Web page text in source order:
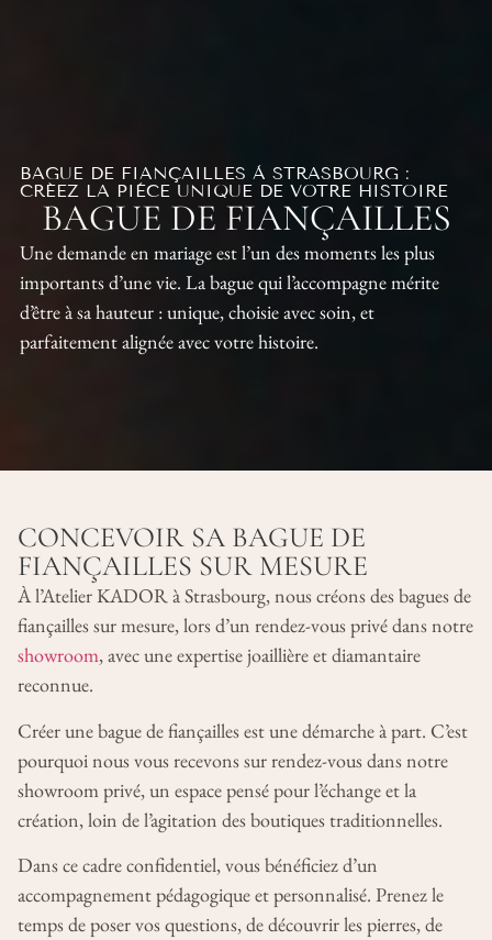
BAGUE DE FIANÇAILLES À STRASBOURG :
CRÉEZ LA PIÈCE UNIQUE DE VOTRE HISTOIRE
BAGUE DE FIANÇAILLES
Une demande en mariage est l’un des moments les plus
importants d’une vie. La bague qui l’accompagne mérite
d’être à sa hauteur : unique, choisie avec soin, et
parfaitement alignée avec votre histoire.
CONCEVOIR SA BAGUE DE
FIANÇAILLES SUR MESURE
À l’Atelier KADOR à Strasbourg, nous créons des bagues de
fiançailles sur mesure, lors d’un rendez-vous privé dans notre
showroom, avec une expertise joaillière et diamantaire
reconnue.
Créer une bague de fiançailles est une démarche à part. C’est
pourquoi nous vous recevons sur rendez-vous dans notre
showroom privé, un espace pensé pour l’échange et la
création, loin de l’agitation des boutiques traditionnelles.
Dans ce cadre confidentiel, vous bénéficiez d’un
accompagnement pédagogique et personnalisé. Prenez le
temps de poser vos questions, de découvrir les pierres, de